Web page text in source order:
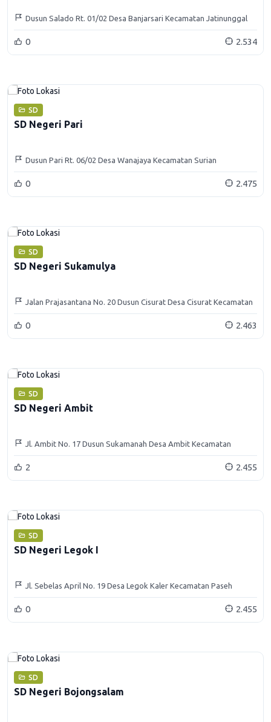
Dusun Salado Rt. 01/02 Desa Banjarsari Kecamatan Jatinunggal
Kabupaten Sumedang
0 2.534
SD
SD Negeri Pari
Dusun Pari Rt. 06/02 Desa Wanajaya Kecamatan Surian
0 2.475
SD
SD Negeri Sukamulya
Jalan Prajasantana No. 20 Dusun Cisurat Desa Cisurat Kecamatan
Wado Kabupaten Sumedang
0 2.463
SD
SD Negeri Ambit
Jl. Ambit No. 17 Dusun Sukamanah Desa Ambit Kecamatan
SIturaja Kabupaten Sumedang
2 2.455
SD
SD Negeri Legok I
Jl. Sebelas April No. 19 Desa Legok Kaler Kecamatan Paseh
Kabupaten Sumedang
0 2.455
SD
SD Negeri Bojongsalam